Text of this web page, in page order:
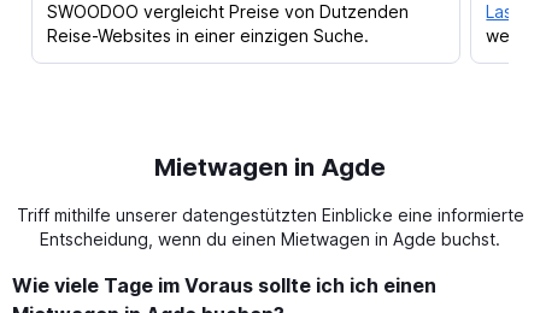
SWOODOO vergleicht Preise von Dutzenden
Reise-Websites in einer einzigen Suche.
Lass
Mietwagen in Agde
Triff mithilfe unserer datengestützten Einblicke eine informierte
Entscheidung, wenn du einen Mietwagen in Agde buchst.
Wie viele Tage im Voraus sollte ich ich einen